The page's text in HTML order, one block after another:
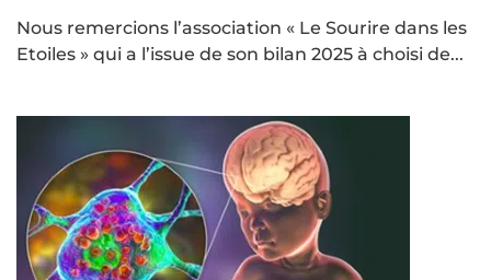
Nous remercions l’association « Le Sourire dans les
Etoiles » qui a l’issue de son bilan 2025 à choisi de...